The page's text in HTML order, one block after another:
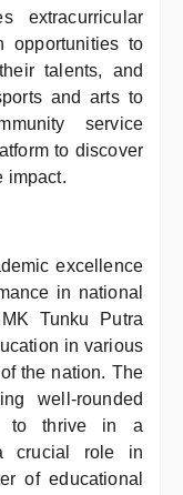
extracurricular
opportunities to
talents, and
and arts to
service
to discover
impact.
excellence
in national
Tunku Putra
in various
the nation. The
well-rounded
to thrive in a
crucial role in
of educational